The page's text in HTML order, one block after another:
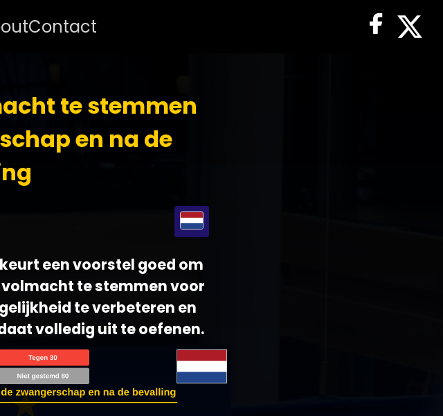
Contact
te stemmen
en na de
keurt een voorstel goed om
te stemmen voor
te verbeteren en
volledig uit te oefenen.